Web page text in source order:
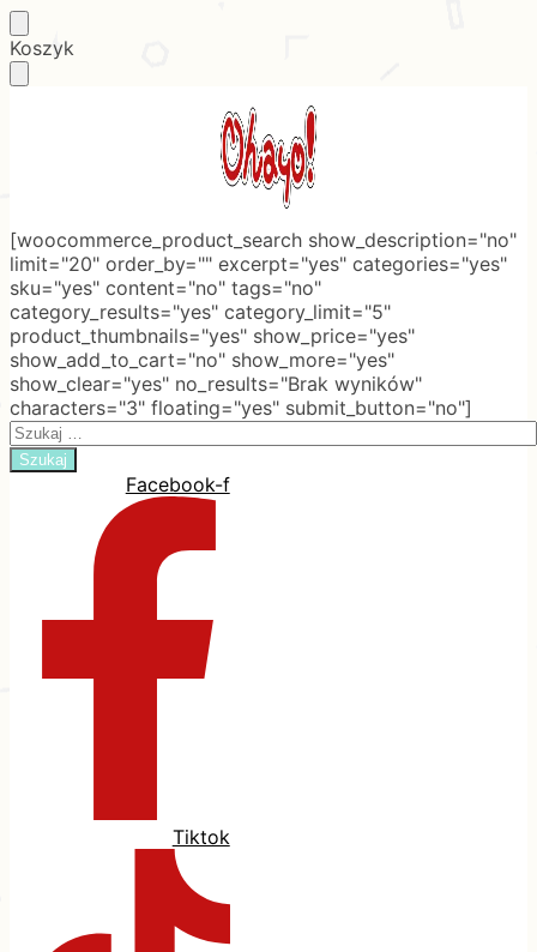
Skip
to
Skip
to
Koszyk
[woocommerce_product_search show_description="no"
limit="20" order_by="" excerpt="yes" categories="yes"
sku="yes" content="no" tags="no"
category_results="yes" category_limit="5"
product_thumbnails="yes" show_price="yes"
show_add_to_cart="no" show_more="yes"
show_clear="yes" no_results="Brak wyników"
characters="3" floating="yes" submit_button="no"]
Search
for:
Facebook-f
Tiktok